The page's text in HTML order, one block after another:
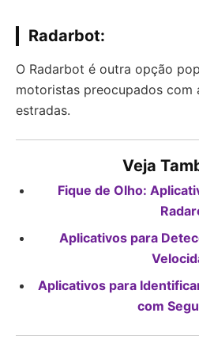
Radarbot:
O Radarbot é outra opção
motoristas preocupados com
estradas.
Veja
Fique de Olho:
Aplicativos para
Aplicativos para
com